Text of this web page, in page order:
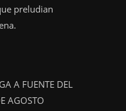
preludian
A FUENTE DEL
AGOSTO